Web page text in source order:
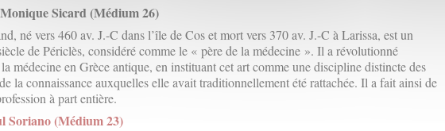
Sicard (Médium 26)
né vers 460 av. J.-C dans l’île de Cos et mort vers 370 av. J.-C à Larissa, est un
de Périclès, considéré comme le « père de la médecine ». Il a révolutionné
médecine en Grèce antique, en instituant cet art comme une discipline distincte des
la connaissance auxquelles elle avait traditionnellement été rattachée. Il a fait ainsi de
à part entière.
Soriano (Médium 23)